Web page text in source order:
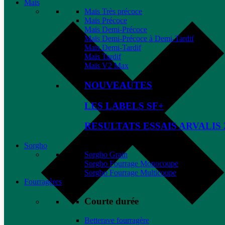
Maïs
Maïs Très précoce
Maïs Précoce
Maïs Demi-Précoce
Maïs Demi-Précoce à Demi-Tardif
Maïs Demi-Tardif
Maïs Tardif
Maïs V2 Max
NOUVEAUTES
LES LABELS SF+
RESULTATS ESSAIS ARVALIS
Sorgho
Sorgho Grain
Sorgho Fourrage Monocoupe
Sorgho Fourrage Multicoupe
Fourragères
Courte durée
Betterave fourragère